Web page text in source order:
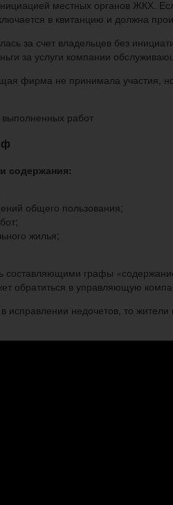
местных органов ЖКХ.
в квитанцию и должна
за счет владельцев без
за услуги компании
фирма не принимала участия, но
работ
содержания:
общего пользования;
жилья;
составляющими графы
обратиться в управляющую
исправлении недочетов, то